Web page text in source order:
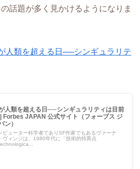
話題が多く見かけるようになりま
人類を超える日──シンギュラリテ
人類を超える日──シンギュラリティは目前
Forbes JAPAN 公式サイト（フォーブス ジ
ン）
ピューター科学者でありSF作家でもあるヴァーナ
ヴィンジは、1980年代に「技術的特異点